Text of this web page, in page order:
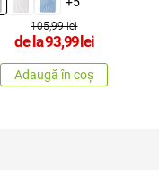
105,99 lei
de la93,99 lei
Adaugă în coș